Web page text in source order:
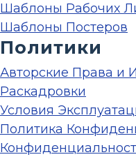
Шаблоны Рабочих
Шаблоны Постеров
Политики
Авторские Права и
Раскадровки
Условия
Политика